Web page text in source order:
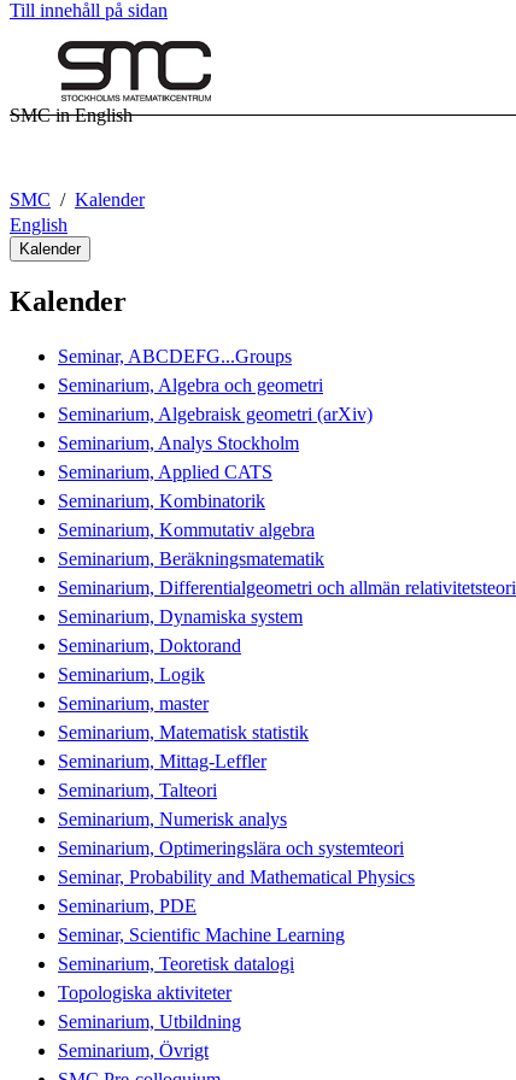
Till innehåll på sidan
SMC in English
SMC
Kalender
English
Kalender
Kalender
Seminar, ABCDEFG...Groups
Seminarium, Algebra och geometri
Seminarium, Algebraisk geometri (arXiv)
Seminarium, Analys Stockholm
Seminarium, Applied CATS
Seminarium, Kombinatorik
Seminarium, Kommutativ algebra
Seminarium, Beräkningsmatematik
Seminarium, Differentialgeometri och allmän relativitetsteori
Seminarium, Dynamiska system
Seminarium, Doktorand
Seminarium, Logik
Seminarium, master
Seminarium, Matematisk statistik
Seminarium, Mittag-Leffler
Seminarium, Talteori
Seminarium, Numerisk analys
Seminarium, Optimeringslära och systemteori
Seminar, Probability and Mathematical Physics
Seminarium, PDE
Seminar, Scientific Machine Learning
Seminarium, Teoretisk datalogi
Topologiska aktiviteter
Seminarium, Utbildning
Seminarium, Övrigt